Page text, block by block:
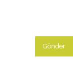
Gönder